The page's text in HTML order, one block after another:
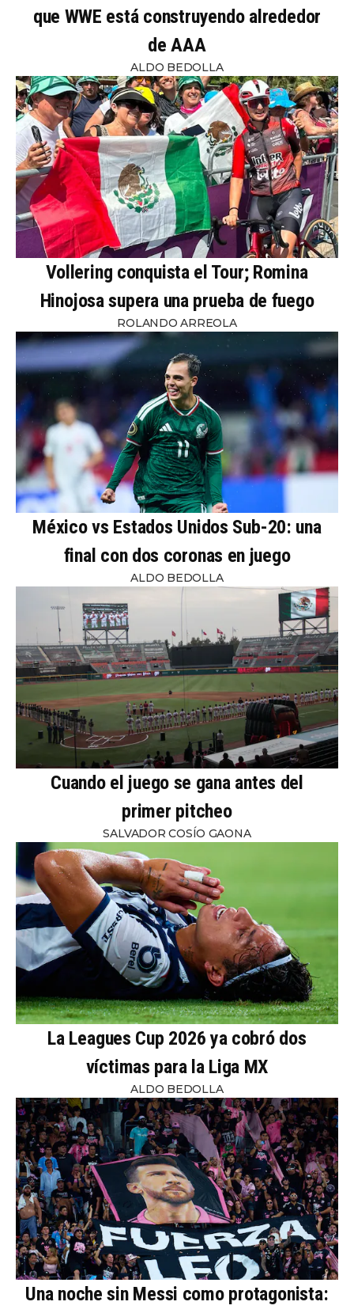
que WWE está construyendo alrededor
de AAA
ALDO BEDOLLA
Vollering conquista el Tour; Romina
Hinojosa supera una prueba de fuego
ROLANDO ARREOLA
México vs Estados Unidos Sub-20: una
final con dos coronas en juego
ALDO BEDOLLA
Cuando el juego se gana antes del
primer pitcheo
SALVADOR COSÍO GAONA
La Leagues Cup 2026 ya cobró dos
víctimas para la Liga MX
ALDO BEDOLLA
Una noche sin Messi como protagonista: